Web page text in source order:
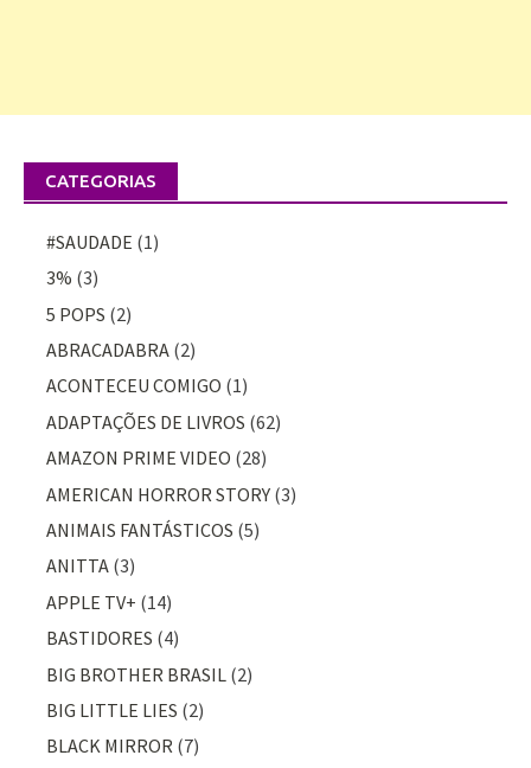
CATEGORIAS
#SAUDADE (1)
3% (3)
5 POPS (2)
ABRACADABRA (2)
ACONTECEU COMIGO (1)
ADAPTAÇÕES DE LIVROS (62)
AMAZON PRIME VIDEO (28)
AMERICAN HORROR STORY (3)
ANIMAIS FANTÁSTICOS (5)
ANITTA (3)
APPLE TV+ (14)
BASTIDORES (4)
BIG BROTHER BRASIL (2)
BIG LITTLE LIES (2)
BLACK MIRROR (7)